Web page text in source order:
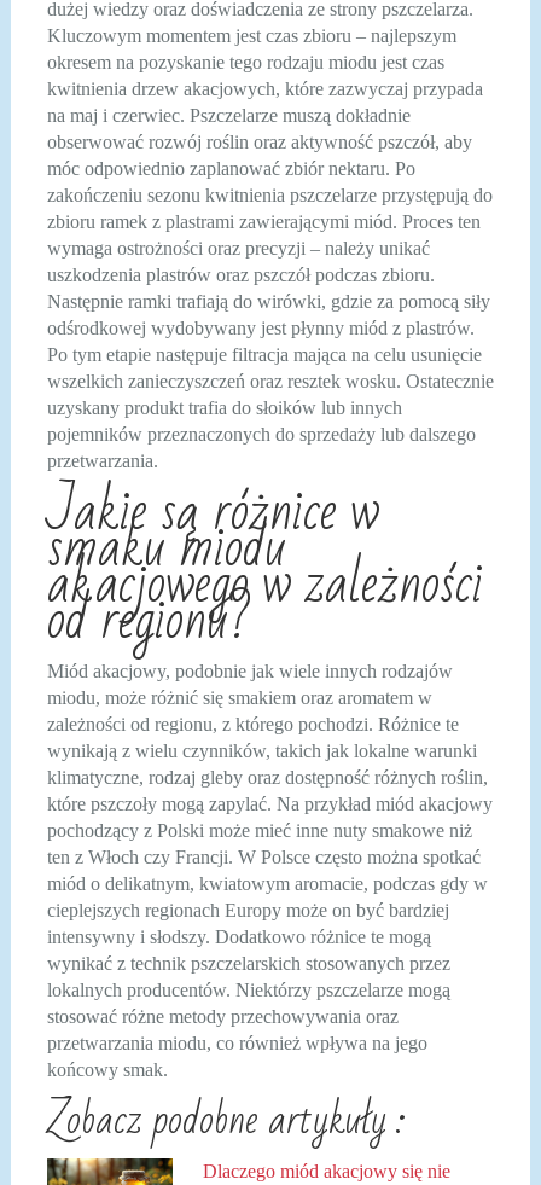
dużej wiedzy oraz doświadczenia ze strony pszczelarza.
Kluczowym momentem jest czas zbioru – najlepszym
okresem na pozyskanie tego rodzaju miodu jest czas
kwitnienia drzew akacjowych, które zazwyczaj przypada
na maj i czerwiec. Pszczelarze muszą dokładnie
obserwować rozwój roślin oraz aktywność pszczół, aby
móc odpowiednio zaplanować zbiór nektaru. Po
zakończeniu sezonu kwitnienia pszczelarze przystępują do
zbioru ramek z plastrami zawierającymi miód. Proces ten
wymaga ostrożności oraz precyzji – należy unikać
uszkodzenia plastrów oraz pszczół podczas zbioru.
Następnie ramki trafiają do wirówki, gdzie za pomocą siły
odśrodkowej wydobywany jest płynny miód z plastrów.
Po tym etapie następuje filtracja mająca na celu usunięcie
wszelkich zanieczyszczeń oraz resztek wosku. Ostatecznie
uzyskany produkt trafia do słoików lub innych
pojemników przeznaczonych do sprzedaży lub dalszego
przetwarzania.
Jakie są różnice w
smaku miodu
akacjowego w zależności
od regionu?
Miód akacjowy, podobnie jak wiele innych rodzajów
miodu, może różnić się smakiem oraz aromatem w
zależności od regionu, z którego pochodzi. Różnice te
wynikają z wielu czynników, takich jak lokalne warunki
klimatyczne, rodzaj gleby oraz dostępność różnych roślin,
które pszczoły mogą zapylać. Na przykład miód akacjowy
pochodzący z Polski może mieć inne nuty smakowe niż
ten z Włoch czy Francji. W Polsce często można spotkać
miód o delikatnym, kwiatowym aromacie, podczas gdy w
cieplejszych regionach Europy może on być bardziej
intensywny i słodszy. Dodatkowo różnice te mogą
wynikać z technik pszczelarskich stosowanych przez
lokalnych producentów. Niektórzy pszczelarze mogą
stosować różne metody przechowywania oraz
przetwarzania miodu, co również wpływa na jego
końcowy smak.
Zobacz podobne artykuły :
Dlaczego miód akacjowy się nie